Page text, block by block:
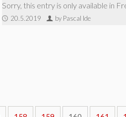
Sorry, this entry is only available in
20.5.2019 by Pascal Ide